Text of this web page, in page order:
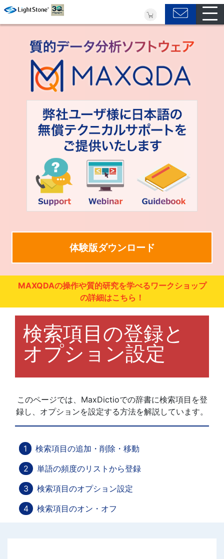
体験版ダウンロード
MAXQDAの操作や質的研究を学べるワークショップ
の詳細はこちら！
検索項目の登録と
オプション設定
このページでは、MaxDictioでの辞書に検索項目を登
録し、オプションを設定する方法を解説しています。
検索項目の追加・削除・移動
単語の頻度のリストから登録
検索項目のオプション設定
検索項目のオン・オフ